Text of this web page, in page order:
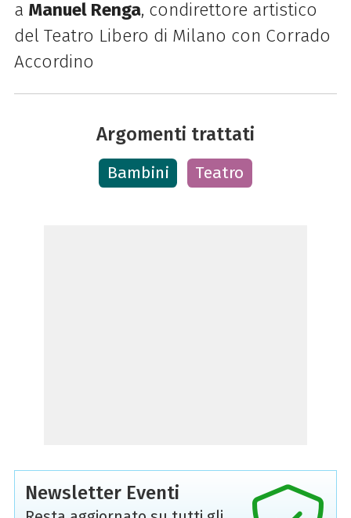
a Manuel Renga, condirettore artistico
del Teatro Libero di Milano con Corrado
Accordino
Argomenti trattati
Bambini Teatro
Newsletter Eventi